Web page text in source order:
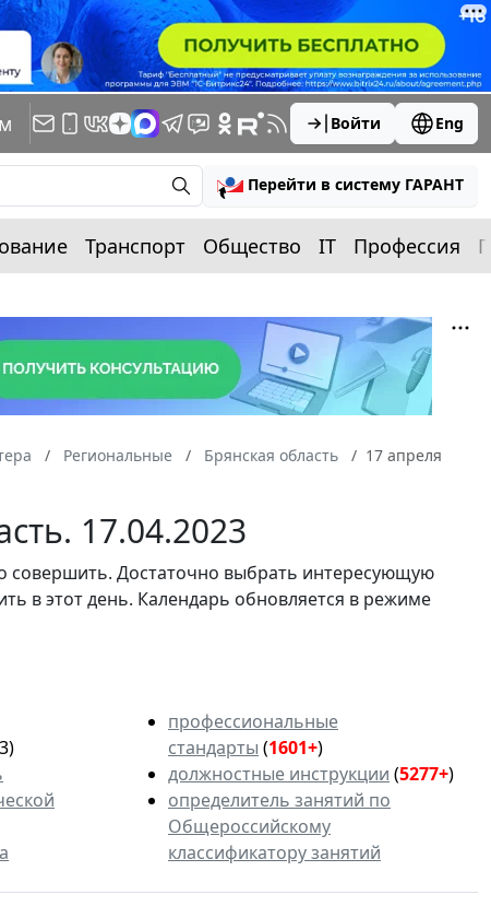
Войти Eng
Перейти в систему ГАРАНТ
Транспорт Общество IT Профессия
Региональные Брянская область
17 апреля
17.04.2023
совершить. Достаточно выбрать интересующую
в этот день. Календарь обновляется в режиме
профессиональные
стандарты (1601+)
должностные инструкции (5277+)
определитель занятий по
Общероссийскому
классификатору занятий